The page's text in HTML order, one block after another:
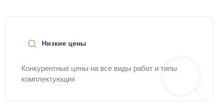
Низкие цены
Конкурентные цены на все виды работ и типы
комплектующих